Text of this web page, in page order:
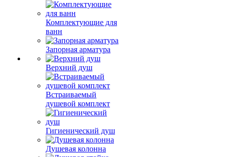
Комплектующие для
ванн
Запорная арматура
Верхний душ
Встраиваемый
душевой комплект
Гигиенический душ
Душевая колонна